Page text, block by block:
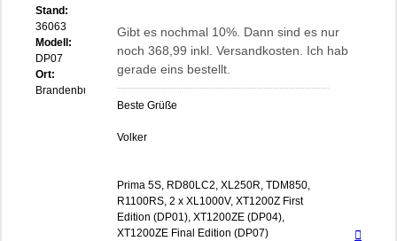
Stand:
36063
Modell:
DP07
Ort:
Brandenburg
Gibt es nochmal 10%. Dann sind es nur
noch 368,99 inkl. Versandkosten. Ich hab
gerade eins bestellt.
Beste Grüße
Volker
Prima 5S, RD80LC2, XL250R, TDM850,
R1100RS, 2 x XL1000V, XT1200Z First
Edition (DP01), XT1200ZE (DP04),
XT1200ZE Final Edition (DP07)